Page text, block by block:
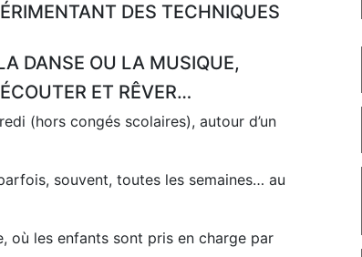
DES TECHNIQUES
DANSE OU LA MUSIQUE,
ET RÊVER…
(hors congés scolaires), autour d’un
souvent, toutes les semaines… au
où les enfants sont pris en charge par